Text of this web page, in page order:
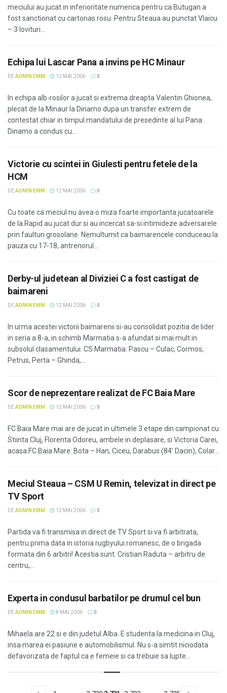
meciului au jucat in inferioritate numerica pentru ca Butugan a
fost sanctionat cu cartonas rosu. Pentru Steaua au punctat Vlaicu
– 3 lovituri...
Echipa lui Lascar Pana a invins pe HC Minaur
DEADMIN EMM 12 MAI 2006 0
In echipa alb-rosilor a jucat si extrema dreapta Valentin Ghionea,
plecat de la Minaur la Dinamo dupa un transfer extrem de
contestat chiar in timpul mandatului de presedinte al lui Pana.
Dinamo a condus cu...
Victorie cu scintei in Giulesti pentru fetele de la
HCM
DEADMIN EMM 12 MAI 2006 0
Cu toate ca meciul nu avea o miza foarte importanta jucatoarele
de la Rapid au jucat dur si au incercat sa-si intimideze adversarele
prin faulturi grosolane. Nemultumit ca baimarencele conduceau la
pauza cu 17-18, antrenorul...
Derby-ul judetean al Diviziei C a fost castigat de
baimareni
DEADMIN EMM 12 MAI 2006 0
In urma acestei victorii baimarenii si-au consolidat pozitia de lider
in seria a 8-a, in schimb Marmatia s-a afundat si mai mult in
subsolul clasamentului. CS Marmatia: Pascu – Culac, Cormos,
Petrus, Perta – Ghinda,...
Scor de neprezentare realizat de FC Baia Mare
DEADMIN EMM 12 MAI 2006 0
FC Baia Mare mai are de jucat in ultimele 3 etape din campionat cu
Stiinta Cluj, Florenta Odoreu, ambele in deplasare, si Victoria Carei,
acasa.FC Baia Mare: Bota – Han, Ciceu, Darabus (84’ Dacin), Colar...
Meciul Steaua – CSM U Remin, televizat in direct pe
TV Sport
DEADMIN EMM 12 MAI 2006 0
Partida va fi transmisa in direct de TV Sport si va fi arbitrata,
pentru prima data in istoria rugbyului romanesc, de o brigada
formata din 6 arbitri! Acestia sunt: Cristian Raduta – arbitru de
centru,...
Experta in condusul barbatilor pe drumul cel bun
DEADMIN EMM 8 MAI 2006 0
Mihaela are 22 si e din judetul Alba. E studenta la medicina in Cluj,
insa marea ei pasiune e automobilismul. Nu s-a simtit niciodata
defavorizata de faptul ca e femeie si ca trebuie sa lupte...